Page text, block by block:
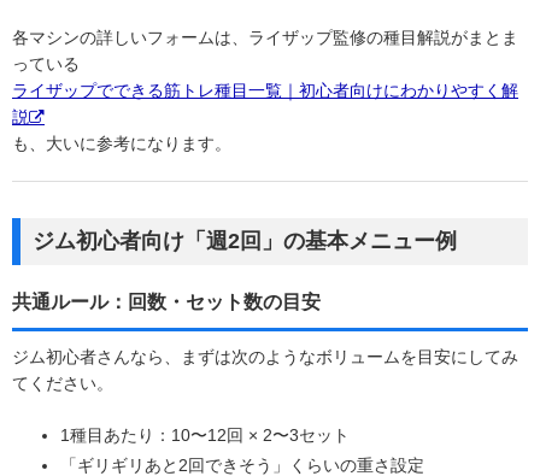
各マシンの詳しいフォームは、ライザップ監修の種目解説がまとま
っている
ライザップでできる筋トレ種目一覧｜初心者向けにわかりやすく解
説
も、大いに参考になります。
ジム初心者向け「週2回」の基本メニュー例
共通ルール：回数・セット数の目安
ジム初心者さんなら、まずは次のようなボリュームを目安にしてみ
てください。
1種目あたり：10〜12回 × 2〜3セット
「ギリギリあと2回できそう」くらいの重さ設定